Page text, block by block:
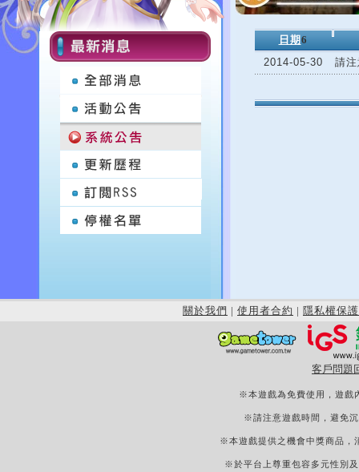
日期 6
2014-05-30
請
關於我們 | 使用者合約 | 隱私權保護
客戶問題
※本遊戲為免費使用，遊戲
※請注意遊戲時間，避免
※本遊戲提供之機會中獎商品，
※於平台上尊重包容多元性別